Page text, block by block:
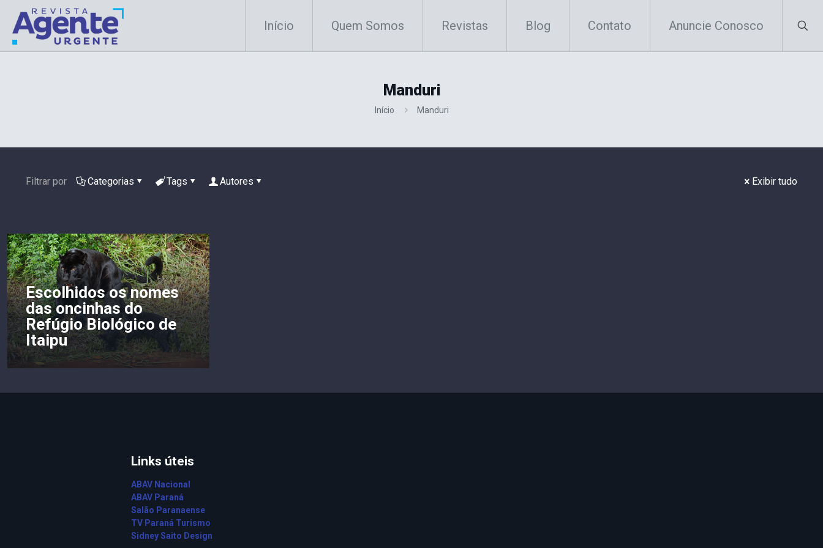
Início Quem Somos Revistas Blog Contato Anuncie Conosco
Manduri
Início Manduri
Filtrar por Categorias Tags Autores Exibir tudo
Escolhidos os nomes
das oncinhas do
Refúgio Biológico de
Itaipu
Links úteis
ABAV Nacional
ABAV Paraná
Salão Paranaense
TV Paraná Turismo
Sidney Saito Design